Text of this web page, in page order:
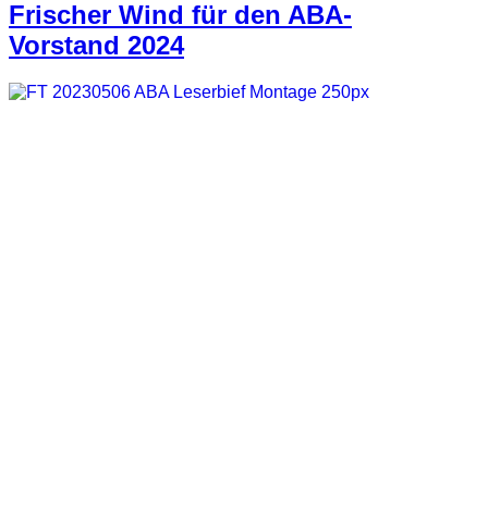
Frischer Wind für den ABA-
Vorstand 2024